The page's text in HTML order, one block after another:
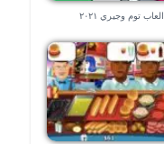
العاب توم وجيري ٢٠٢١